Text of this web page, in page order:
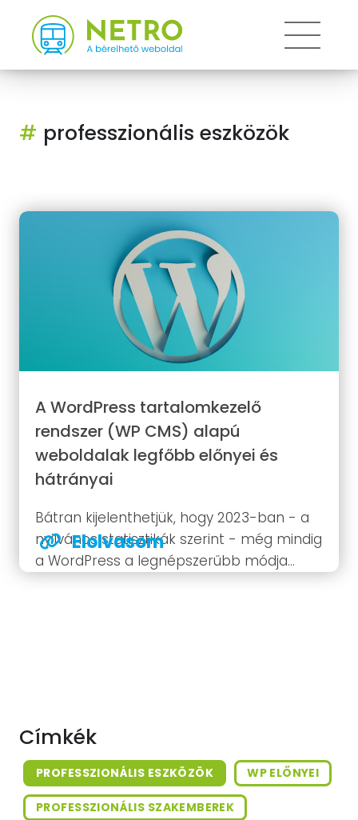
# professzionális eszközök
A WordPress tartalomkezelő
rendszer (WP CMS) alapú
weboldalak legfőbb előnyei és
hátrányai
Bátran kijelenthetjük, hogy 2023-ban - a
nyilvános statisztikák szerint - még mindig
a WordPress a legnépszerűbb módja
egy-egy új weboldal elindításának. Az
Elolvasom
Címkék
PROFESSZIONÁLIS ESZKÖZÖK WP ELŐNYEI
PROFESSZIONÁLIS SZAKEMBEREK